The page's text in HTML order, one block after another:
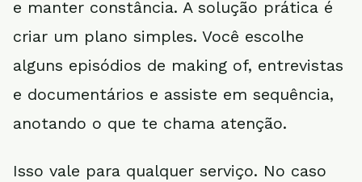
e manter constância. A solução prática é
criar um plano simples. Você escolhe
alguns episódios de making of, entrevistas
e documentários e assiste em sequência,
anotando o que te chama atenção.
Isso vale para qualquer serviço. No caso